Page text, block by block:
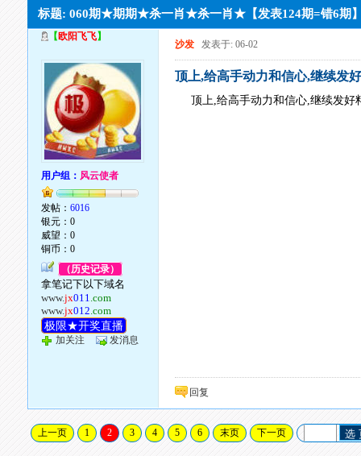
标题: 060期★期期★杀一肖★杀一肖★【发表124期=错6期
【 欧阳飞飞】
用户组： 风云使者
发帖：6016
银元：0
威望：0
铜币：0
（历史记录）
拿笔记下以下域名
www.jx011.com
www.jx012.com
极限★开奖直播
加关注 发消息
沙发 发表于: 06-02
顶上,给高手动力和信心,继续发
顶上,给高手动力和信心,继续发好
回复
上一页 1 2 3 4 5 6 末页 下一页 选